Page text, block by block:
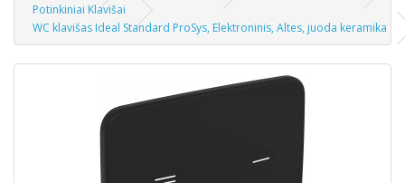
Potinkiniai Klavišai
WC klavišas Ideal Standard ProSys, Elektroninis, Altes, juoda keramika